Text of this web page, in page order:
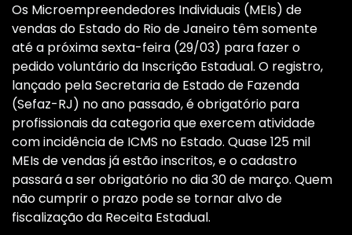
Os Microempreendedores Individuais (MEIs) de
vendas do Estado do Rio de Janeiro têm somente
até a próxima sexta-feira (29/03) para fazer o
pedido voluntário da Inscrição Estadual. O registro,
lançado pela Secretaria de Estado de Fazenda
(Sefaz-RJ) no ano passado, é obrigatório para
profissionais da categoria que exercem atividade
com incidência de ICMS no Estado. Quase 125 mil
MEIs de vendas já estão inscritos, e o cadastro
passará a ser obrigatório no dia 30 de março. Quem
não cumprir o prazo pode se tornar alvo de
fiscalização da Receita Estadual.